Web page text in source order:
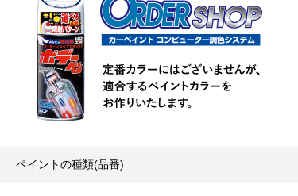
ペイントの種類(品番)